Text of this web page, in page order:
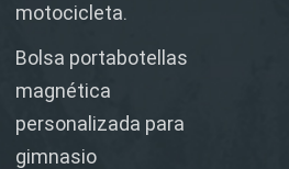
motocicleta.
Bolsa portabotellas
magnética
personalizada para
gimnasio